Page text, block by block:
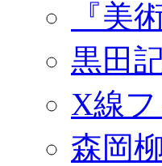
『美
黒田
X線
森岡